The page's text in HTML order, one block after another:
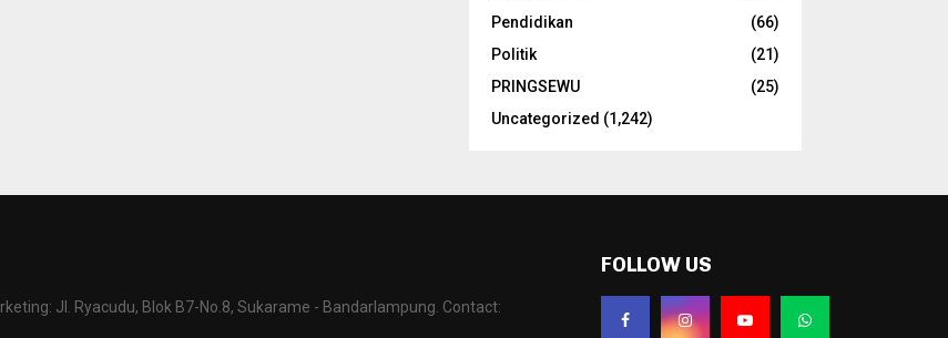
Pendidikan
(66)
Politik
(21)
PRINGSEWU
(25)
Uncategorized (1,242)
Jl. Ryacudu, Blok B7-No.8, Sukarame - Bandarlampung. Contact:
FOLLOW US